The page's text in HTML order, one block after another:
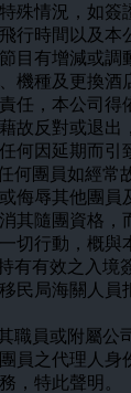
殊情況，如簽
行時間以及本
目有增減或調
機種及更換酒
任，本公司得
故反對或退出
何因延期而引
何團員如經常
侮辱其他團員
其隨團資格，
切行動，概與
有有效之入境
民局海關人員
職員或附屬公
員之代理人身
，特此聲明。